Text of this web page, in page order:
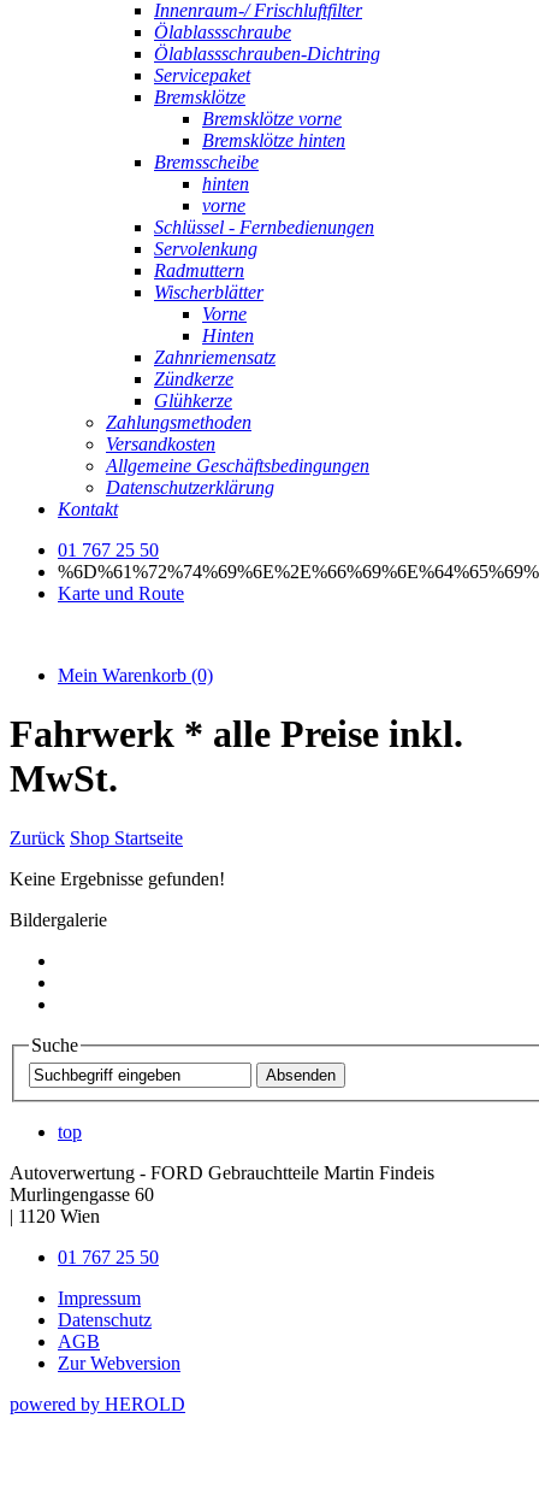
Innenraum-/ Frischluftfilter
Ölablassschraube
Ölablassschrauben-Dichtring
Servicepaket
Bremsklötze
Bremsklötze vorne
Bremsklötze hinten
Bremsscheibe
hinten
vorne
Schlüssel - Fernbedienungen
Servolenkung
Radmuttern
Wischerblätter
Vorne
Hinten
Zahnriemensatz
Zündkerze
Glühkerze
Zahlungsmethoden
Versandkosten
Allgemeine Geschäftsbedingungen
Datenschutzerklärung
Kontakt
01 767 25 50
Karte und Route
Mein Warenkorb (0)
Fahrwerk * alle Preise inkl.
MwSt.
Zurück Shop Startseite
Keine Ergebnisse gefunden!
Bildergalerie
Suche
top
Autoverwertung - FORD Gebrauchtteile Martin Findeis
Murlingengasse 60
1120 Wien
01 767 25 50
Impressum
Datenschutz
AGB
Zur Webversion
powered by HEROLD